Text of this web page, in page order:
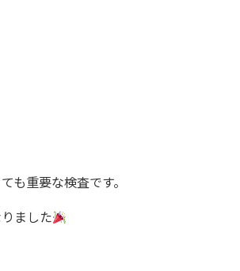
も重要な検査です。
ました